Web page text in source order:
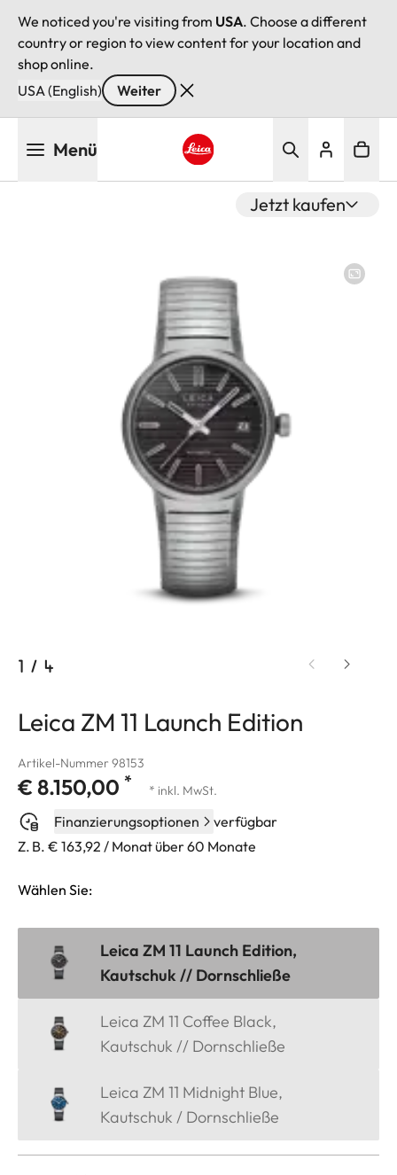
We noticed you're visiting from USA. Choose a different
country or region to view content for your location and
shop online.
USA (English)
Weiter
Menü
Jetzt kaufen
1 / 4
Leica ZM 11 Launch Edition
Artikel-Nummer 98153
€ 8.150,00 * * inkl. MwSt.
Finanzierungsoptionen
verfügbar
Z. B. € 163,92 / Monat über 60 Monate
Wählen Sie:
Leica ZM 11 Launch Edition,
Kautschuk // Dornschließe
Leica ZM 11 Coffee Black,
Kautschuk // Dornschließe
Leica ZM 11 Midnight Blue,
Kautschuk / Dornschließe